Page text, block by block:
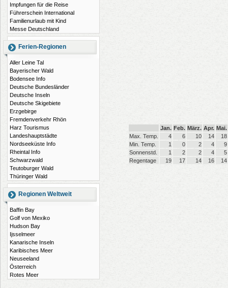
Impfungen für die Reise
Führerschein International
Familienurlaub mit Kind
Messe Deutschland
Ferien-Regionen
Aller Leine Tal
Bayerischer Wald
Bodensee Info
Deutsche Bundesländer
Deutsche Inseln
Deutsche Skigebiete
Erzgebirge
Fremdenverkehr Rhön
Harz Tourismus
Landeshauptstädte
Nordseeküste Info
Rheintal Info
Schwarzwald
Teutoburger Wald
Thüringer Wald
Regionen Weltweit
Baffin Bay
Golf von Mexiko
Hudson Bay
Ijsselmeer
Kanarische Inseln
Karibisches Meer
Neuseeland
Österreich
Rotes Meer
Jan. Feb. März. Apr. Mai.
Max. Temp.
4 6 10 14
18
Min. Temp.
1 0 2 4
9
Sonnenstd.
1 2 2 4
5
Regentage
19 17 14 16 14